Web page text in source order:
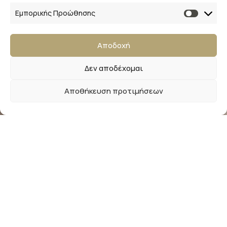
Εμπορικής Προώθησης
Αποδοχή
Δεν αποδέχομαι
Αποθήκευση προτιμήσεων
Ακολουθήστε μας